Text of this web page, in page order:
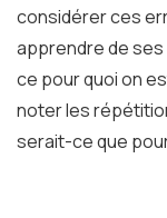
considérer ces
apprendre de
ce pour quoi on
noter les
serait-ce que